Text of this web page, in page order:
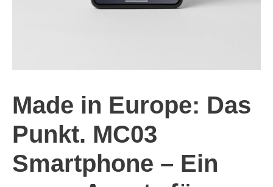
Made in Europe: Das
Punkt. MC03
Smartphone – Ein